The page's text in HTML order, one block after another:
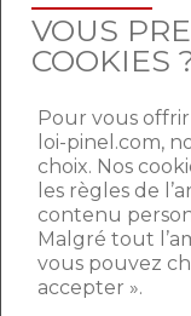
et le locataire
Après
pour rédiger
l’accord qui
signé par les
choisi et met
La
VOUS
COOKIES
Pour vous
loi-pinel.com,
choix. Nos
les règles de
contenu
Malgré tout
vous pouvez
accepter ».